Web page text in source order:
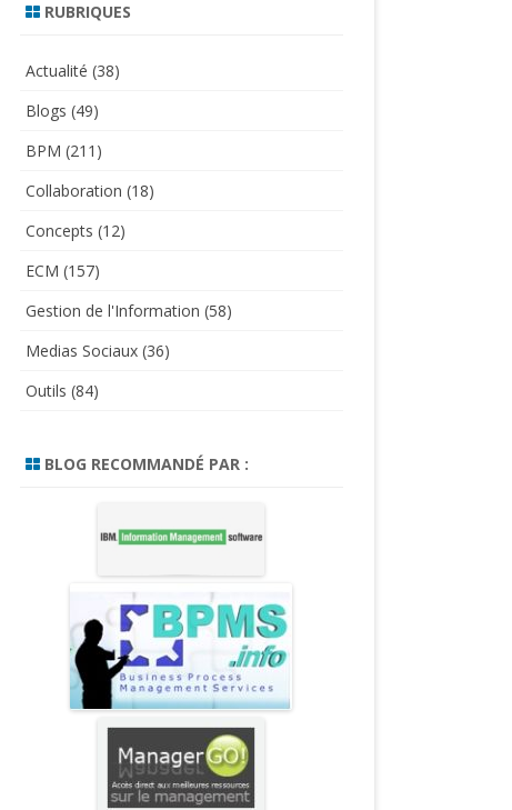
RUBRIQUES
Actualité (38)
Blogs (49)
BPM (211)
Collaboration (18)
Concepts (12)
ECM (157)
Gestion de l'Information (58)
Medias Sociaux(36)
Outils (84)
BLOG RECOMMANDÉ PAR :